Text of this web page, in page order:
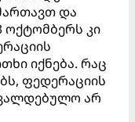
და
ოქტომბერს კი
იქნება. რაც
ფედერაციის
არ